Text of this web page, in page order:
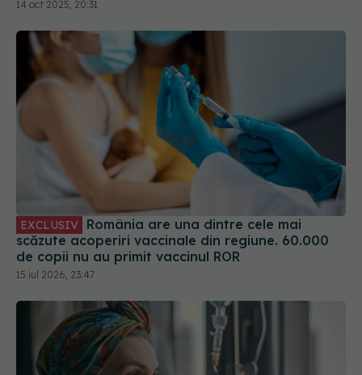
România are una dintre cele mai
scăzute acoperiri vaccinale din regiune. 60.000
de copii nu au primit vaccinul ROR
15 iul 2026, 23:47